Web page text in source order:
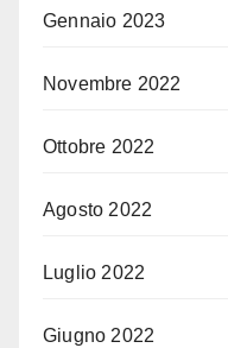
Gennaio 2023
Novembre 2022
Ottobre 2022
Agosto 2022
Luglio 2022
Giugno 2022